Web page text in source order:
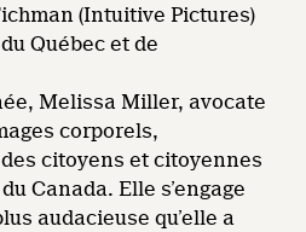
(Intuitive Pictures)
Québec et de
Melissa Miller, avocate
corporels,
citoyens et citoyennes
Canada. Elle s’engage
audacieuse qu’elle a